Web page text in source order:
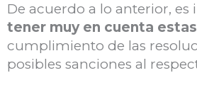
De acuerdo a lo anterior,
tener muy en cuenta
cumplimiento de las
posibles sanciones al